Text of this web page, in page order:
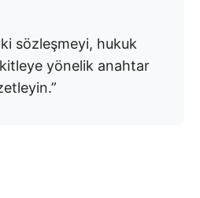
sözleşmeyi, hukuk
yönelik anahtar